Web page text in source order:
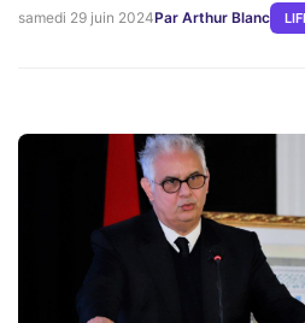
samedi 29 juin 2024Par Arthur Blanc